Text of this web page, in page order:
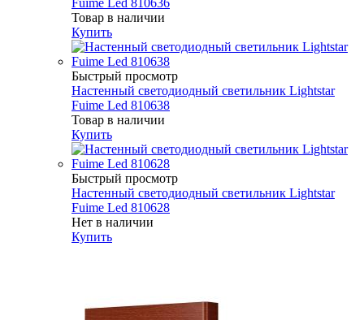
Fuime Led 810636
Товар в наличии
Купить
Быстрый просмотр
Настенный светодиодный светильник Lightstar
Fuime Led 810638
Товар в наличии
Купить
Быстрый просмотр
Настенный светодиодный светильник Lightstar
Fuime Led 810628
Нет в наличии
Купить